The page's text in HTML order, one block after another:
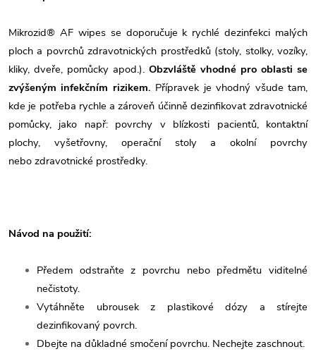
Mikrozid® AF wipes se doporučuje k rychlé dezinfekci malých
ploch a povrchů zdravotnických prostředků (stoly, stolky, vozíky,
kliky, dveře, pomůcky apod.). Obzvláště vhodné pro oblasti se
zvýšeným infekčním rizikem. Přípravek je vhodný všude tam,
kde je potřeba rychle a zároveň účinně dezinfikovat zdravotnické
pomůcky, jako např: povrchy v blízkosti pacientů, kontaktní
plochy, vyšetřovny, operační stoly a okolní povrchy
nebo zdravotnické prostředky.
Návod na použití:
Předem odstraňte z povrchu nebo předmětu viditelné
nečistoty.
Vytáhněte ubrousek z plastikové dózy a stírejte
dezinfikovaný povrch.
Dbejte na důkladné smočení povrchu. Nechejte zaschnout.